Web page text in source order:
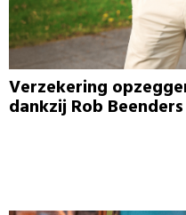
Verzekering
dankzij Rob Beenders